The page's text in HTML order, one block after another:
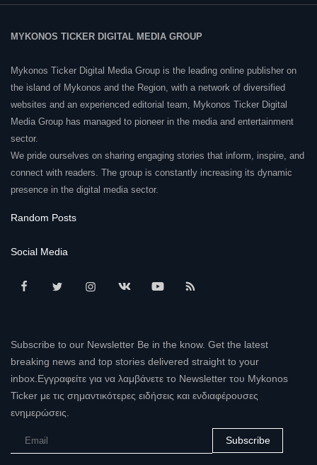
MYKONOS TICKER DIGITAL MEDIA GROUP
Mykonos Ticker Digital Media Group is the leading online publisher on
the island of Mykonos and the Region, with a network of diversified
websites and an experienced editorial team, Mykonos Ticker Digital
Media Group has managed to pioneer in the media and entertainment
sector.
We pride ourselves on sharing engaging stories that inform, inspire, and
connect with readers. The group is constantly increasing its dynamic
presence in the digital media sector.
Random Posts
Social Media
Subscribe to our Newsletter Be in the know. Get the latest
breaking news and top stories delivered straight to your
inbox.Εγγραφείτε για να λαμβάνετε το Newsletter του Mykonos
Ticker με τις σημαντικότερες ειδήσεις και ενδιαφέρουσες
ενημερώσεις.
Subscribe